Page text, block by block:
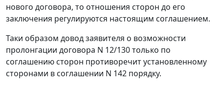
нового договора, то отношения сторон до его
заключения регулируются настоящим соглашением.
Таки образом довод заявителя о возможности
пролонгации договора N 12/130 только по
соглашению сторон противоречит установленному
сторонами в соглашении N 142 порядку.